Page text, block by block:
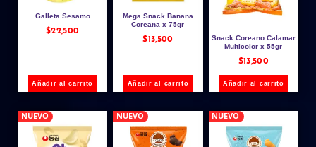
Galleta Sesamo
$22,500
Añadir al carrito
Mega Snack Banana
Coreana x 75gr
$13,500
Añadir al carrito
Snack Coreano Calamar
Multicolor x 55gr
$13,500
Añadir al carrito
NUEVO NUEVO NUEVO